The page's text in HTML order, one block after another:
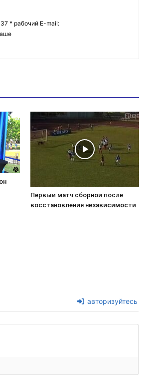
* рабочий E-mail:
Первый матч сборной после
восстановления независимости
авторизуйтесь